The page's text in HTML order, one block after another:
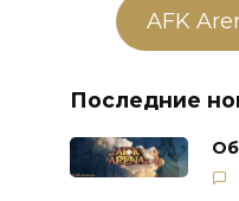
AFK
Последние